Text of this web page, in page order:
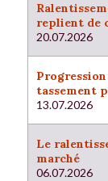
replient de
20.07.2026
tassement
13.07.2026
Le
marché
06.07.2026